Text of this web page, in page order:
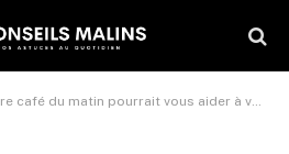
du matin pourrait vous aider à vivre longtemps (très longtemps)